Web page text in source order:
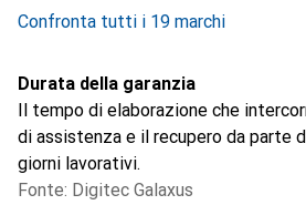
Confronta tutti i 19 marchi
Durata della garanzia
Il tempo di elaborazione che
di assistenza e il recupero da parte
giorni lavorativi.
Fonte: Digitec Galaxus